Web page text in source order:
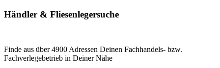
Händler & Fliesenlegersuche
Finde aus über 4900 Adressen Deinen Fachhandels- bzw.
Fachverlegebetrieb in Deiner Nähe